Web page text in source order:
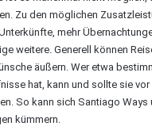
Zu den möglichen
mehr
weitere. Generell können
äußern. Wer etwa
hat, kann und sollte sie vor
So kann sich Santiago Ways
kümmern.